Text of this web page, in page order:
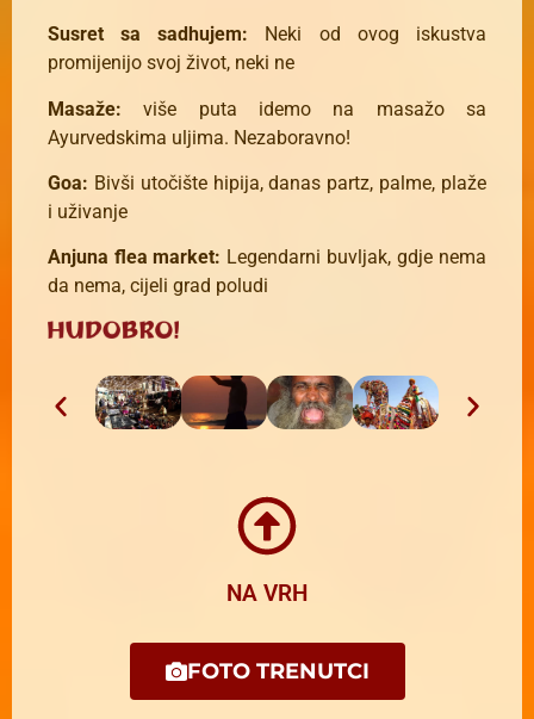
Susret sa sadhujem: Neki od ovog iskustva
promijenijo svoj život, neki ne
Masaže: više puta idemo na masažo sa
Ayurvedskima uljima. Nezaboravno!
Goa: Bivši utočište hipija, danas partz, palme, plaže
i uživanje
Anjuna flea market: Legendarni buvljak, gdje nema
da nema, cijeli grad poludi
NA VRH
FOTO TRENUTCI